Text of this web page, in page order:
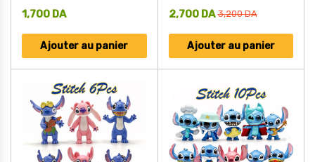
1,700 DA
Ajouter au panier
3,200DA
2,700 DA
Ajouter au panier